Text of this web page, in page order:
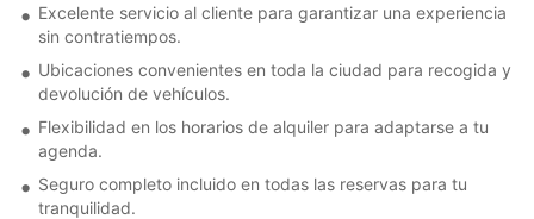
Excelente servicio al cliente para garantizar una experiencia
sin contratiempos.
Ubicaciones convenientes en toda la ciudad para recogida y
devolución de vehículos.
Flexibilidad en los horarios de alquiler para adaptarse a tu
agenda.
Seguro completo incluido en todas las reservas para tu
tranquilidad.